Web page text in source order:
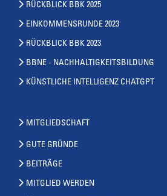
RÜCKBLICK BBK 2025
EINKOMMENSRUNDE 2023
RÜCKBLICK BBK 2023
BBNE - NACHHALTIGKEITSBILDUNG
KÜNSTLICHE INTELLIGENZ CHATGPT
MITGLIEDSCHAFT
GUTE GRÜNDE
BEITRÄGE
MITGLIED WERDEN